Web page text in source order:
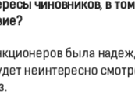
чиновников, в
была
неинтересно